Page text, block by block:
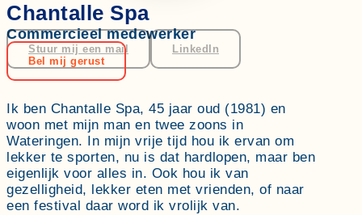
Chantalle Spa
Commercieel medewerker
Stuur mij een mail
LinkedIn
Bel mij gerust
Ik ben Chantalle Spa, 45 jaar oud (1981) en
woon met mijn man en twee zoons in
Wateringen. In mijn vrije tijd hou ik ervan om
lekker te sporten, nu is dat hardlopen, maar ben
eigenlijk voor alles in. Ook hou ik van
gezelligheid, lekker eten met vrienden, of naar
een festival daar word ik vrolijk van.